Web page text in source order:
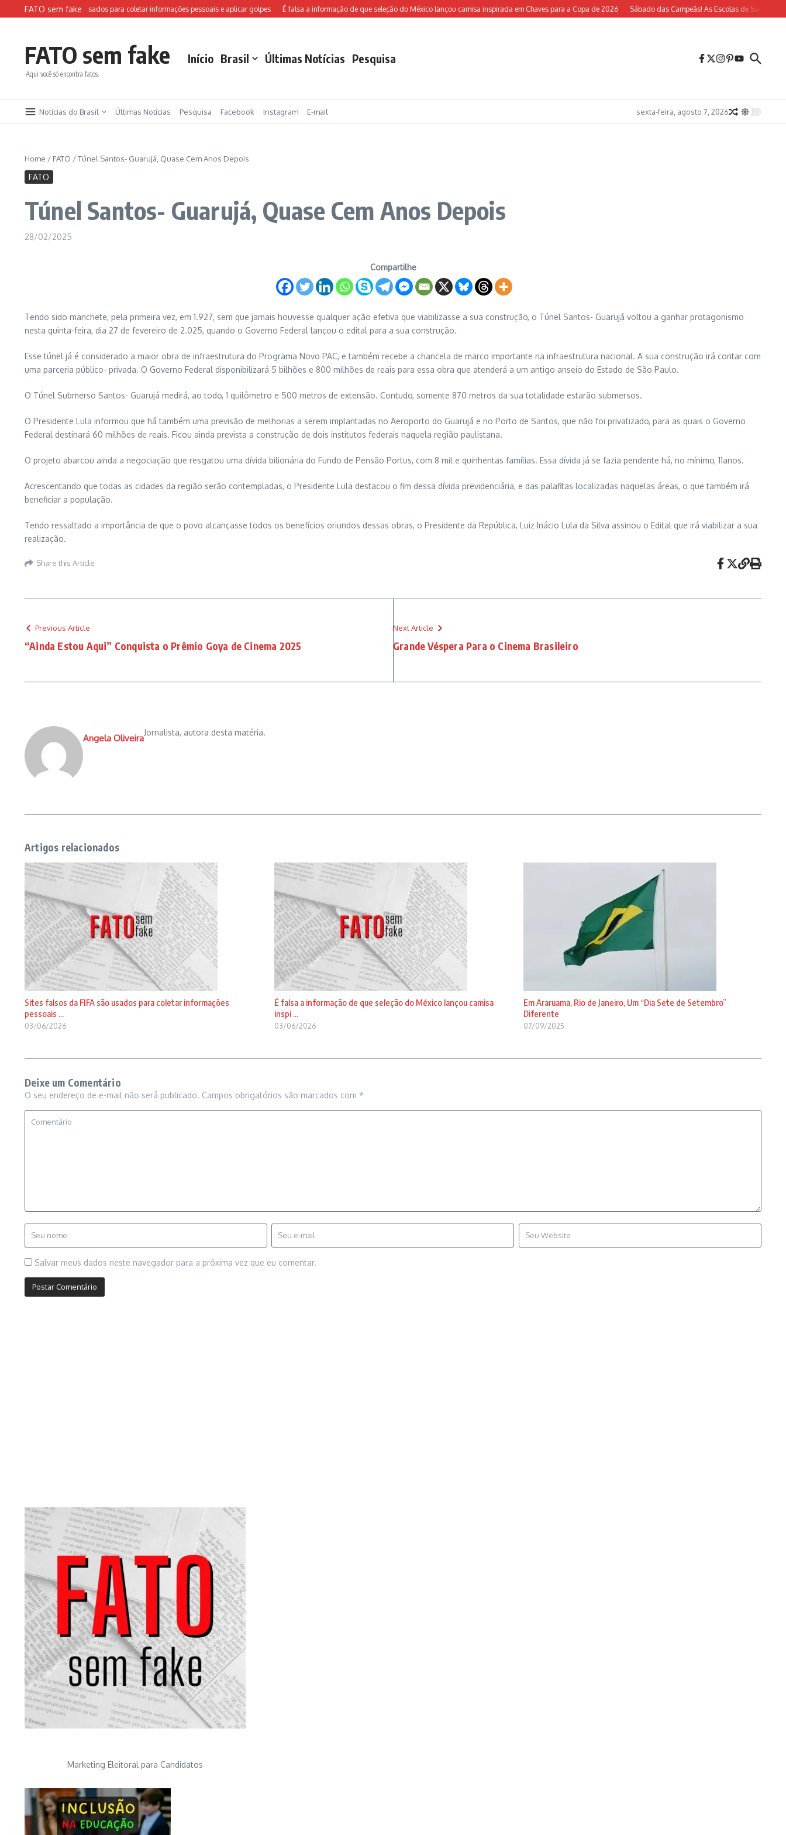
Ir para o conteúdo
FATO sem fake
falsos da FIFA são usados para coletar informações pessoais e aplicar golpes É falsa a informação de que seleção do México lançou camisa inspirada em Chaves para a Copa de 2026 Sábado das Campeãs! As Escolas de Samba do Rio
FATO sem fake
Aqui você só encontra fatos.
Início Brasil Últimas Notícias Pesquisa
Notícias do Brasil Últimas Notícias Pesquisa Facebook Instagram E-mail sexta-feira, agosto 7, 2026
Home / FATO /Túnel Santos- Guarujá, Quase Cem Anos Depois
FATO
Túnel Santos- Guarujá, Quase Cem Anos Depois
28/02/2025
Compartilhe
Tendo sido manchete, pela primeira vez, em 1.927, sem que jamais houvesse qualquer ação efetiva que viabilizasse a sua construção, o Túnel Santos- Guarujá voltou a ganhar protagonismo
nesta quinta-feira, dia 27 de fevereiro de 2.025, quando o Governo Federal lançou o edital para a sua construção.
Esse túnel já é considerado a maior obra de infraestrutura do Programa Novo PAC, e também recebe a chancela de marco importante na infraestrutura nacional. A sua construção irá contar com
uma parceria público- privada. O Governo Federal disponibilizará 5 bilhões e 800 milhões de reais para essa obra que atenderá a um antigo anseio do Estado de São Paulo.
O Túnel Submerso Santos- Guarujá medirá, ao todo, 1 quilômetro e 500 metros de extensão. Contudo, somente 870 metros da sua totalidade estarão submersos.
O Presidente Lula informou que há também uma previsão de melhorias a serem implantadas no Aeroporto do Guarujá e no Porto de Santos, que não foi privatizado, para as quais o Governo
Federal destinará 60 milhões de reais. Ficou ainda prevista a construção de dois institutos federais naquela região paulistana.
O projeto abarcou ainda a negociação que resgatou uma dívida bilionária do Fundo de Pensão Portus, com 8 mil e quinhentas famílias. Essa dívida já se fazia pendente há, no mínimo, 11anos.
Acrescentando que todas as cidades da região serão contempladas, o Presidente Lula destacou o fim dessa dívida previdenciária, e das palafitas localizadas naquelas áreas, o que também irá
beneficiar a população.
Tendo ressaltado a importância de que o povo alcançasse todos os benefícios oriundos dessas obras, o Presidente da República, Luiz Inácio Lula da Silva assinou o Edital que irá viabilizar a sua
realização.
Share this Article
Previous Article
“Ainda Estou Aqui” Conquista o Prêmio Goya de Cinema 2025
Next Article
Grande Véspera Para o Cinema Brasileiro
Angela Oliveira
Jornalista, autora desta matéria.
Artigos relacionados
Sites falsos da FIFA são usados para coletar informações
pessoais ...
03/06/2026
É falsa a informação de que seleção do México lançou camisa
inspi ...
03/06/2026
Em Araruama, Rio de Janeiro, Um “Dia Sete de Setembro”
Diferente
07/09/2025
Deixe um Comentário
O seu endereço de e-mail não será publicado. Campos obrigatórios são marcados com *
Salvar meus dados neste navegador para a próxima vez que eu comentar.
Marketing Eleitoral para Candidatos